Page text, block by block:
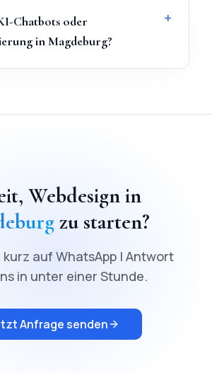
Chatbots oder
in Magdeburg?
+
Webdesignin
zu starten?
kurz auf WhatsApp | Antwort
in unter einer Stunde.
Anfrage senden